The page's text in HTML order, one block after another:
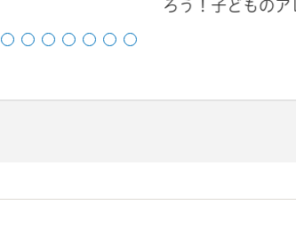
ろう！子どものア